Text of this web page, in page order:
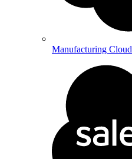
Manufacturing Cloud